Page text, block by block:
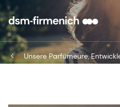
Unsere Parfümeure,